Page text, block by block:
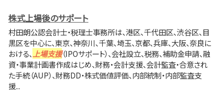
株式上場後のサポート
村田朗公認会計士・税理士事務所は、港区、千代田区、渋谷区、目
黒区を中心に、東京、神奈川、千葉、埼玉、京都、兵庫、大阪、奈良に
おける、上場支援（IPOサポート）、会社設立、税務、補助金申請、融
資・事業計画書作成はじめ、財務・会計支援、会計監査・合意され
た手続（AUP）、財務DD・株式価値評価、内部統制・内部監査支
援...